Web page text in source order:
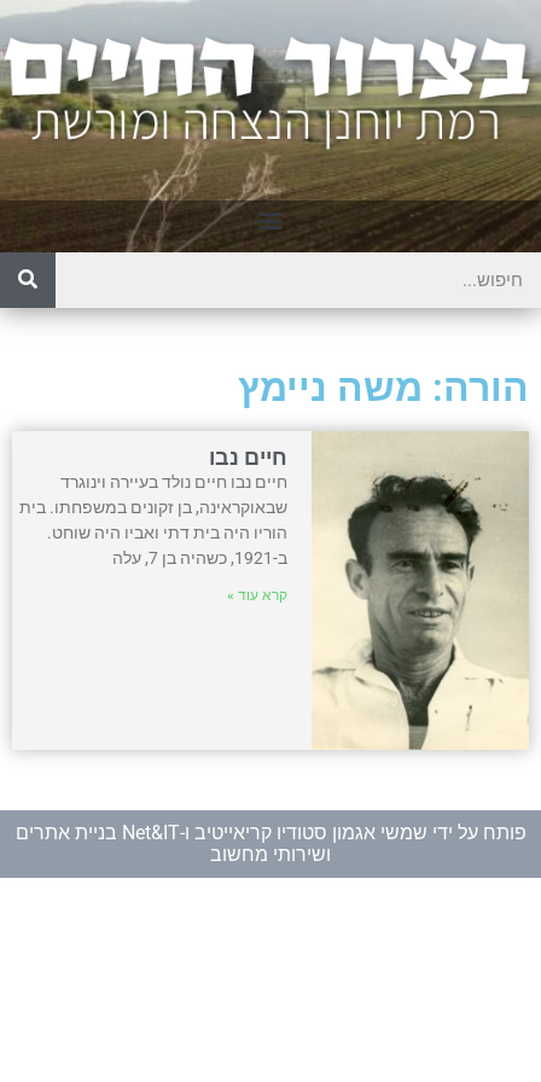
הורה: משה ניימץ
חיים נבו
חיים נבו חיים נולד בעיירה וינוגרד
שבאוקראינה, בן זקונים במשפחתו. בית
הוריו היה בית דתי ואביו היה שוחט.
ב-1921, כשהיה בן 7, עלה
קרא עוד »
פותח על ידי שמשי אגמון סטודיו קריאייטיב ו-
Net&IT בניית אתרים
ושירותי מחשוב